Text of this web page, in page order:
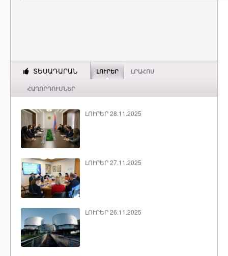
ՏԵՍԱԴԱՐԱՆ ԼՈՒՐԵՐ ԼՐԱՀՈՍ
ՀԱՂՈՐԴՈՒՄՆԵՐ
ԼՈՒՐԵՐ 28.11.2025
ԼՈՒՐԵՐ 27.11.2025
ԼՈՒՐԵՐ 26.11.2025